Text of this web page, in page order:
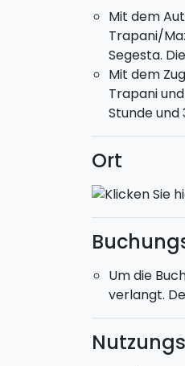
Mit dem
Trapani/
Segesta.
Mit dem
Trapani
Stunde und
Ort
Um die
verlangt.